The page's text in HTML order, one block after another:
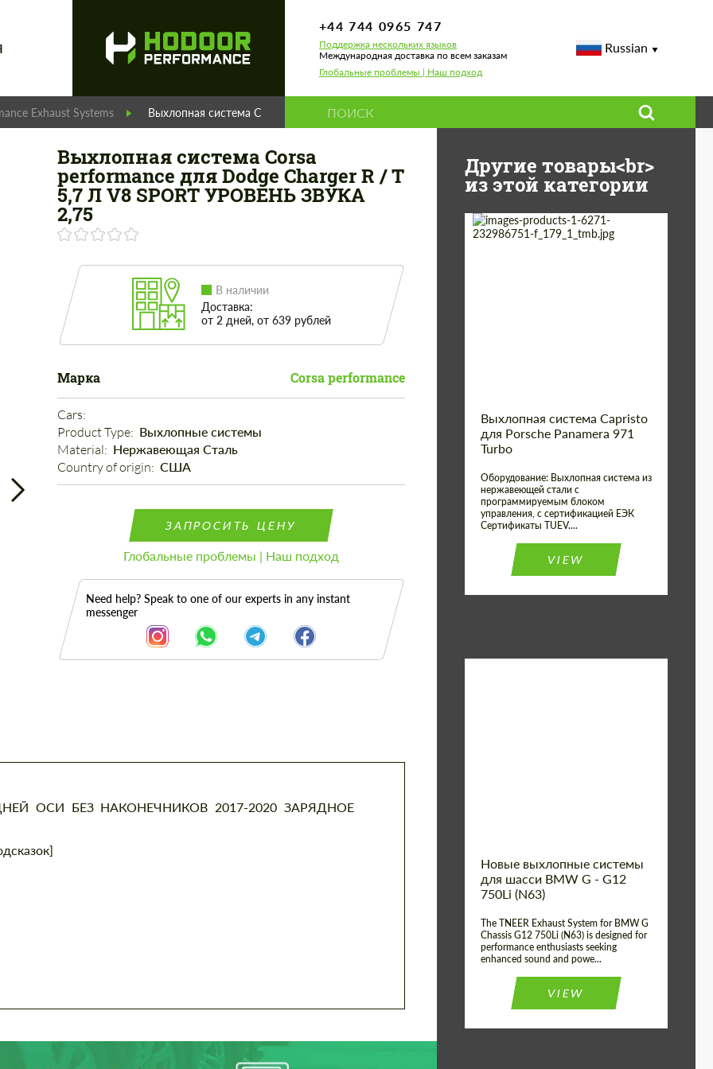
+44 744 0965 747
Поддержка нескольких языков
Международная доставка по всем заказам
Глобальные проблемы | Наш подход
Russian
Exhaust Systems Выхлопная система Corsa performance для Dodge Charger R / T 5,7 Л V8 SPORT УРОВЕНЬ ЗВУКА 2,75
Выхлопная система Corsa
performance для Dodge Charger R / T
5,7 Л V8 SPORT УРОВЕНЬ ЗВУКА
2,75
В наличии
Доставка:
от 2 дней, от 639 рублей
Марка Corsa performance
Cars:
Product Type: Выхлопные системы
Material: Нержавеющая Сталь
Country of origin: США
ЗАПРОСИТЬ ЦЕНУ
Глобальные проблемы | Наш подход
Need help? Speak to one of our experts in any instant
messenger
ОСИ БЕЗ НАКОНЕЧНИКОВ 2017-2020 ЗАРЯДНОЕ
Другие товары<br>
из этой категории
Выхлопная система Capristo
для Porsche Panamera 971
Turbo
Оборудование: Выхлопная система из
нержавеющей стали с
программируемым блоком
управления, с сертификацией ЕЭК
Сертификаты TUEV....
VIEW
Новые выхлопные системы
для шасси BMW G - G12
750Li (N63)
The TNEER Exhaust System for BMW G
Chassis G12 750Li (N63) is designed for
performance enthusiasts seeking
enhanced sound and powe...
VIEW